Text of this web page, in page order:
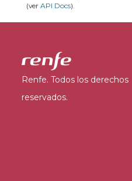
(ver API Docs).
Renfe. Todos los derechos
reservados.